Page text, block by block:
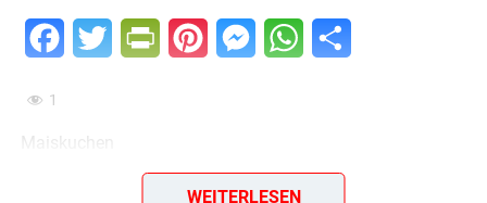
FacebookTwitter PrintFriendly
PinterestMessengerWhatsApp
1
Maiskuchen
1 kg Maismehl wird durchgesiebt (vorher kosten, ob es
WEITERLESEN